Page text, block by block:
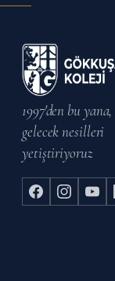
1997'den bu yana,
gelecek nesilleri
yetiştiriyoruz